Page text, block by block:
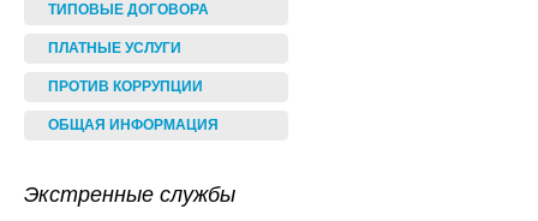
ТИПОВЫЕ ДОГОВОРА
ПЛАТНЫЕ УСЛУГИ
ПРОТИВ КОРРУПЦИИ
ОБЩАЯ ИНФОРМАЦИЯ
Экстренные службы